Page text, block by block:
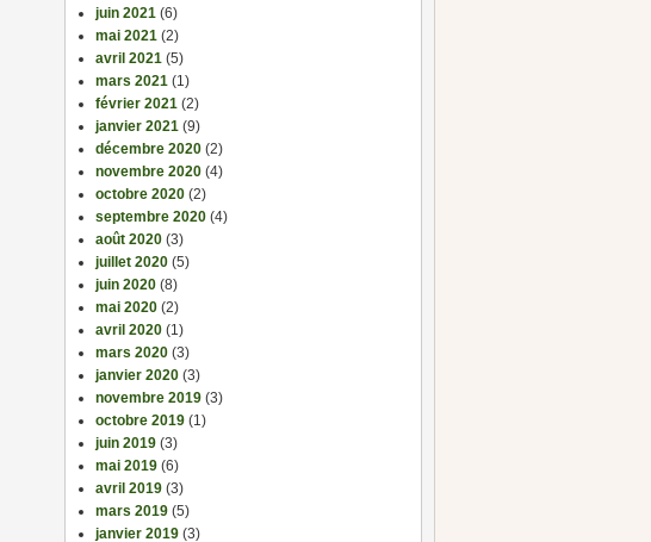
juin 2021 (6)
mai 2021 (2)
avril 2021 (5)
mars 2021 (1)
février 2021 (2)
janvier 2021 (9)
décembre 2020 (2)
novembre 2020 (4)
octobre 2020 (2)
septembre 2020 (4)
août 2020 (3)
juillet 2020 (5)
juin 2020 (8)
mai 2020 (2)
avril 2020 (1)
mars 2020 (3)
janvier 2020 (3)
novembre 2019 (3)
octobre 2019 (1)
juin 2019 (3)
mai 2019 (6)
avril 2019 (3)
mars 2019 (5)
janvier 2019 (3)